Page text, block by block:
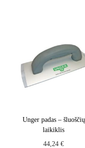
Unger padas – šluoščių
laikiklis
44,24€